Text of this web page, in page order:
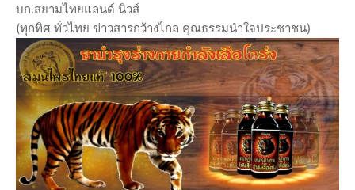
บก.สยามไทยแลนด์ นิวส์
(ทุกทิศ ทั่วไทย ข่าวสารกว้างไกล คุณธรรมนำใจประชาชน)